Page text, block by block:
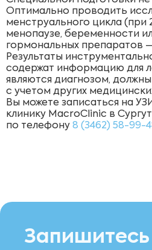
Оптимально проводить
менструального цикла
менопаузе, беременности
гормональных препаратов
Результаты
содержат информацию для
являются диагнозом,
с учетом других
Вы можете записаться на
клинику MacroClinic в
по телефону 8 (3462) 58-99-
Запишитесь